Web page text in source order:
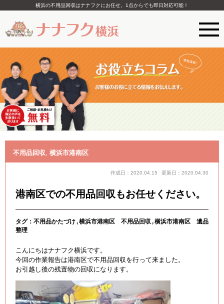
横浜の不用品回収はナナフクにお任せ。1点からでも即日対応可能！
不用品回収, 横浜市港南区
作成日：2020.04.15 更新日：2020.04.30
港南区での不用品回収もお任せください。
タグ： 不用品かたづけ 横浜市港南区 不用品回収
横浜市港南区 遺品
整理
こんにちはナナフク横浜です。
今回の作業報告は港南区で不用品回収を行って来ました。
お引越し後の残置物の回収になります。